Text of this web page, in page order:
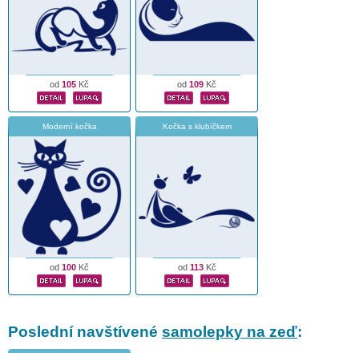
od 105 Kč od 109 Kč
Moderní kočka
od 100 Kč
Kočka s klubíčkem
od 113Kč
Poslední navštívené samolepky na zeď: